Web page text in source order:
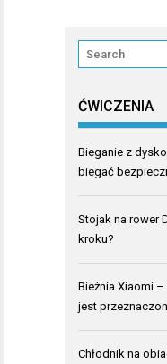
ĆWICZENIA
Bieganie z
biegać
Stojak na rower
kroku?
Bieżnia Xiaomi
jest
Chłodnik na